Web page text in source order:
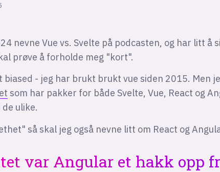
nevne Vue vs. Svelte på podcasten, og har litt å
prøve å forholde meg "kort".
biased - jeg har brukt brukt vue siden 2015. Men
som har pakker for både Svelte, Vue, React og
ulike.
så skal jeg også nevne litt om React og
var Angular et hakk opp